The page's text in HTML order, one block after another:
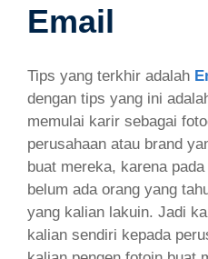
Email
Tips yang terkhir adalah
dengan tips yang ini
memulai karir sebagai
perusahaan atau brand
buat mereka, karena
belum ada orang yang
yang kalian lakuin. Jadi
kalian sendiri kepada